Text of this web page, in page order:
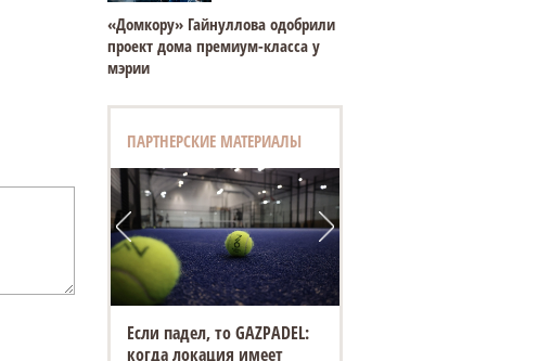
«Домкору» Гайнуллова одобрили
проект дома премиум-класса у
мэрии
ПАРТНЕРСКИЕ МАТЕРИАЛЫ
Если падел, то GAZPADEL:
когда локация имеет